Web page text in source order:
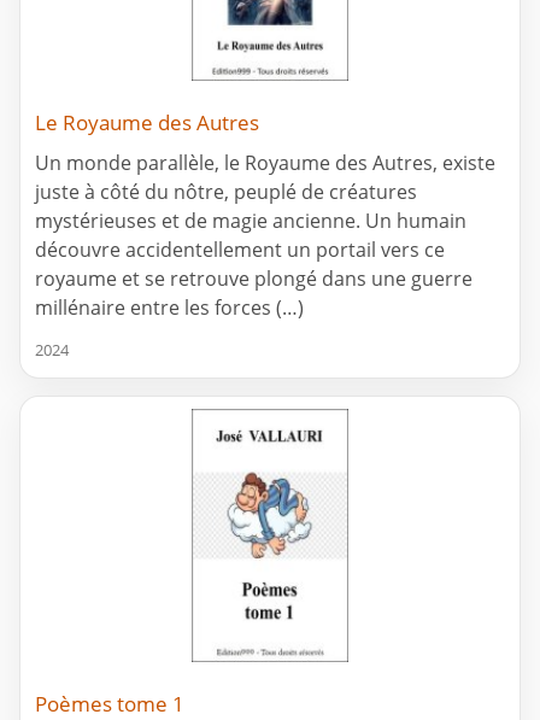
Le Royaume des Autres
Un monde parallèle, le Royaume des Autres, existe
juste à côté du nôtre, peuplé de créatures
mystérieuses et de magie ancienne. Un humain
découvre accidentellement un portail vers ce
royaume et se retrouve plongé dans une guerre
millénaire entre les forces (…)
2024
Poèmes tome 1